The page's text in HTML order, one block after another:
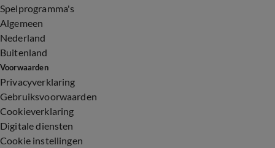
Spelprogramma's
Algemeen
Nederland
Buitenland
Voorwaarden
Privacyverklaring
Gebruiksvoorwaarden
Cookieverklaring
Digitale diensten
Cookie instellingen